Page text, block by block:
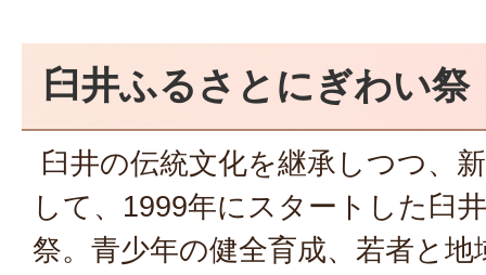
臼井ふるさとにぎわい祭
臼井の伝統文化を継承しつつ、
して、1999年にスタートした臼
祭。青少年の健全育成、若者と